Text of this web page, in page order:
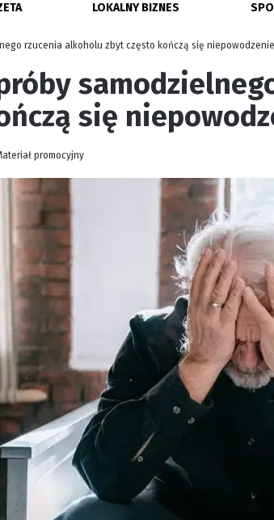
LOKALNY BIZNES
rzucenia alkoholu zbyt często kończą się
się
promocyjny